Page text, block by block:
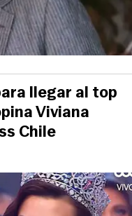
llegar al top
Viviana
Chile